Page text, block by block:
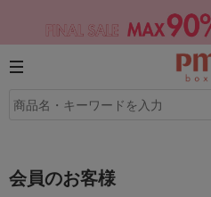
会員のお客様